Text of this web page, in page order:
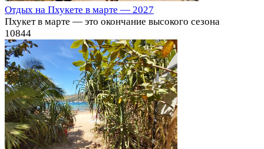
Отдых на Пхукете в марте — 2027
Пхукет в марте — это окончание высокого сезона
10844